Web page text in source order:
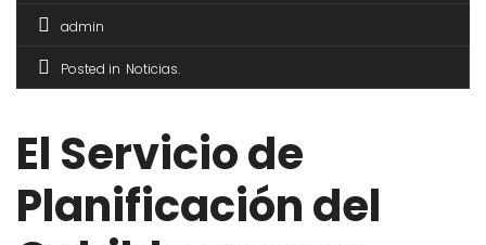
admin
Posted in Noticias
El Servicio de
Planificación del